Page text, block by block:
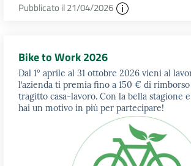
Pubblicato il 21/04/2026
Bike to Work 2026
Dal 1° aprile al 31 ottobre 2026 vieni al
l’azienda ti premia fino a 150 € di
tragitto casa-lavoro. Con la bella stagione
hai un motivo in più per partecipare!